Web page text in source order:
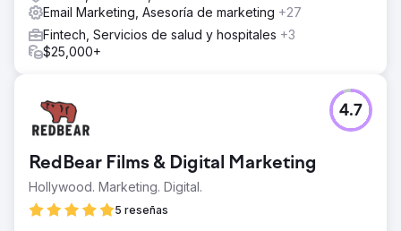
Email Marketing, Asesoría de marketing +27
Fintech, Servicios de salud y hospitales +3
$25,000+
RedBear Films & Digital Marketing
Hollywood. Marketing. Digital.
5 reseñas
4.7